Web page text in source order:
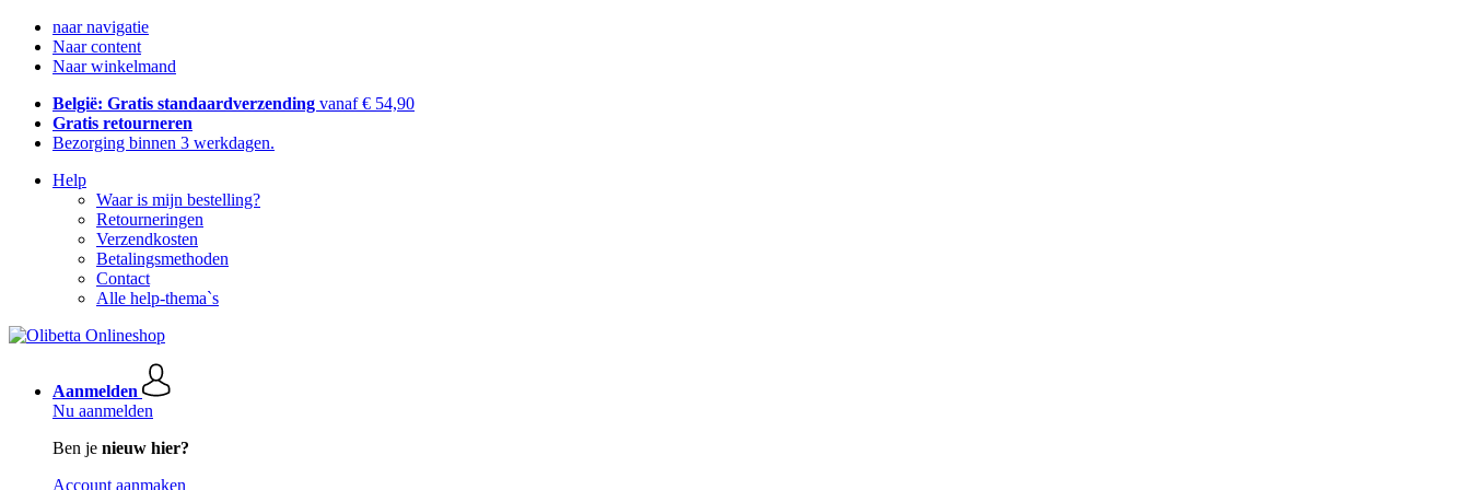
naar navigatie
Naar content
Naar winkelmand
België: Gratis standaardverzending vanaf € 54,90
Gratis retourneren
Bezorging binnen 3 werkdagen.
Help
Waar is mijn bestelling?
Retourneringen
Verzendkosten
Betalingsmethoden
Contact
Alle help-thema`s
Aanmelden
Nu aanmelden
Ben je nieuw hier?
Account aanmaken